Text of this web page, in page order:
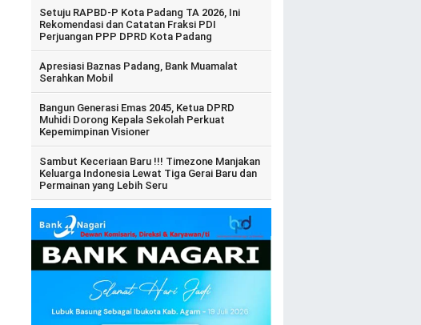
Setuju RAPBD-P Kota Padang TA 2026, Ini
Rekomendasi dan Catatan Fraksi PDI
Perjuangan PPP DPRD Kota Padang
Apresiasi Baznas Padang, Bank Muamalat
Serahkan Mobil
Bangun Generasi Emas 2045, Ketua DPRD
Muhidi Dorong Kepala Sekolah Perkuat
Kepemimpinan Visioner
Sambut Keceriaan Baru !!! Timezone Manjakan
Keluarga Indonesia Lewat Tiga Gerai Baru dan
Permainan yang Lebih Seru